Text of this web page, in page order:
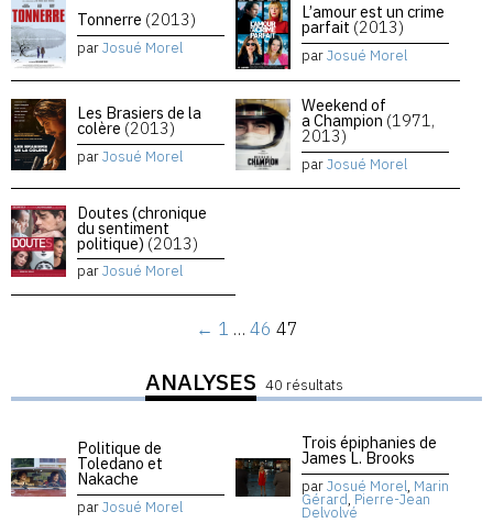
Tonnerre (2013)
parJosué Morel
L’amour est un crime
parfait (2013)
parJosué Morel
Les Brasiers de la
colère (2013)
parJosué Morel
Weekend of
a Champion (1971,
2013)
parJosué Morel
Doutes (chronique
du sentiment
politique) (2013)
parJosué Morel
← 1 … 46 47
ANALYSES 40 résultats
Politique de
Toledano et
Nakache
parJosué Morel
Trois épiphanies de
James L. Brooks
parJosué Morel, Marin
Gérard, Pierre-Jean
Delvolvé